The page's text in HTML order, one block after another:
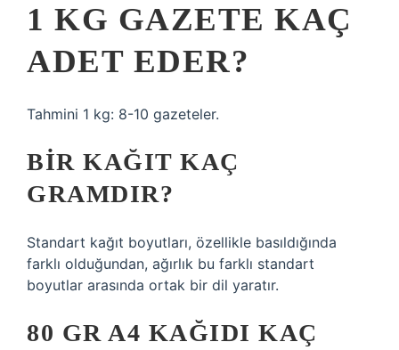
1 KG GAZETE KAÇ
ADET EDER?
Tahmini 1 kg: 8-10 gazeteler.
BIR KAĞIT KAÇ
GRAMDIR?
Standart kağıt boyutları, özellikle basıldığında
farklı olduğundan, ağırlık bu farklı standart
boyutlar arasında ortak bir dil yaratır.
80 GR A4 KAĞIDI KAÇ